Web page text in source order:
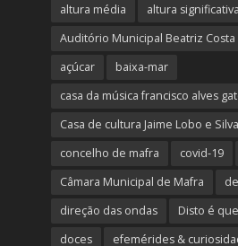
altura média altura significativa
Auditório Municipal Beatriz Costa
açúcar
baixa-mar
casa da música francisco alves
Casa de cultura Jaime Lobo e Silva
concelho de mafra
covid-19
Câmara Municipal de Mafra
direção das ondas
Disto é
doces
efemérides &